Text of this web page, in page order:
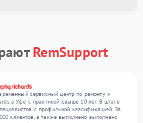
RemSupport
сервисный центр по ремонту и
в Уфе с практикой свыше 10 лет. В штате
с профильной квалификацией. За
клиентов, а также выполнено выполнено